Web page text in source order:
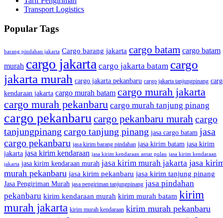
Transport Logistics
Popular Tags
barang pindahan jakarta Cargo barang jakarta cargo batam cargo batam
murah cargo jakarta cargo jakarta batam cargo
jakarta murah cargo jakarta pekanbaru cargo jakarta tanjungpinang
kendaraan jakarta cargo murah batam cargo murah jakarta
cargo murah pekanbaru cargo murah tanjung pinang
cargo pekanbarucargo pekanbaru murah cargo
tanjungpinang cargo tanjung pinang jasa cargo batam jasa
cargo pekanbaru jasa kirim barang pindahan jasa kirim batam jasa kirim
jakarta jasa kirim kendaraan jasa kirim kendaraan antar pulau jasa kirim kendaraan
jakarta jasa kirim kendaraan murah jasa kirim murah jakarta jasa
murah pekanbaru jasa kirim pekanbaru jasa kirim tanjung pinang
Jasa Pengiriman Murah jasa pengiriman tanjungpinang jasa pindahan
pekanbaru kirim kendaraan murah kirim murah batam kirim
murah jakarta kirim murah kendaraan kirim murah pekanbaru